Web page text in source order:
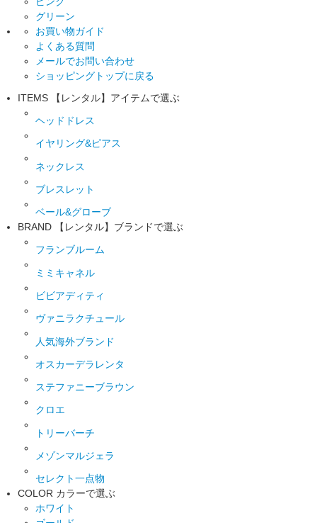
グリーン
お買い物ガイド
よくある質問
メールでお問い合わせ
ショッピングトップに戻る
ITEMS
【レンタル】アイテムで選ぶ
ヘッドドレス
イヤリング&ピアス
ネックレス
ブレスレット
ベール&グローブ
BRAND
【レンタル】ブランドで選ぶ
フランブルーム
ミミキャネル
ビビアディティ
ヴァニラクチュール
人気海外ブランド
オスカーデラレンタ
ステファニーブラウン
クロエ
トリーバーチ
メゾンマルジェラ
セレクト一点物
COLOR カラーで選ぶ
ホワイト